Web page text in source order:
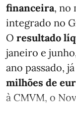
financeira, no
integrado no
O resultado
janeiro e
ano passado,
milhões de
à CMVM, o